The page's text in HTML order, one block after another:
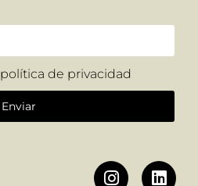
política de privacidad
Enviar